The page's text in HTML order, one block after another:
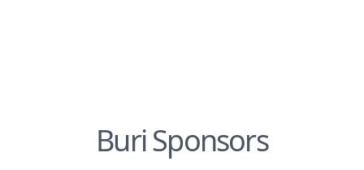
Buri Sponsors